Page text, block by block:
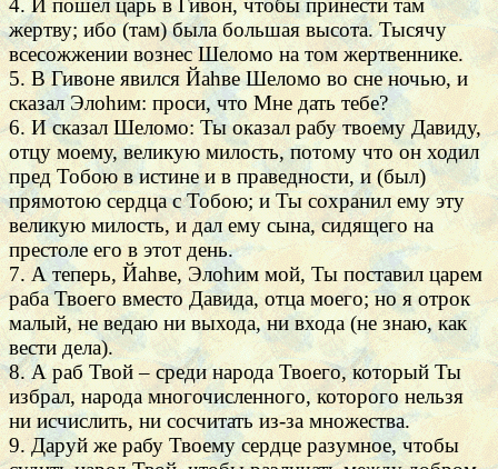
4. И пошел царь в Гивон, чтобы принести там
жертву; ибо (там) была большая высота. Тысячу
всесожжении вознес Шеломо на том жертвеннике.
5. В Гивоне явился Йаhве Шеломо во сне ночью, и
сказал Элоhим: проси, что Мне дать тебе?
6. И сказал Шеломо: Ты оказал рабу твоему Давиду,
отцу моему, великую милость, потому что он ходил
пред Тобою в истине и в праведности, и (был)
прямотою сердца с Тобою; и Ты сохранил ему эту
великую милость, и дал ему сына, сидящего на
престоле его в этот день.
7. А теперь, Йаhве, Элоhим мой, Ты поставил царем
раба Твоего вместо Давида, отца моего; но я отрок
малый, не ведаю ни выхода, ни входа (не знаю, как
вести дела).
8. А раб Твой – среди народа Твоего, который Ты
избрал, народа многочисленного, которого нельзя
ни исчислить, ни сосчитать из-за множества.
9. Даруй же рабу Твоему сердце разумное, чтобы